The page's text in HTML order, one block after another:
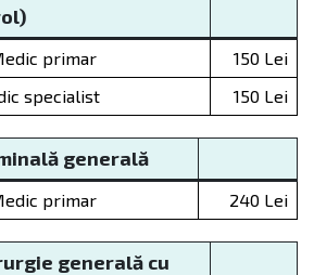
primar
150 Lei
specialist 150 Lei
ă generală
primar 240 Lei
generală cu